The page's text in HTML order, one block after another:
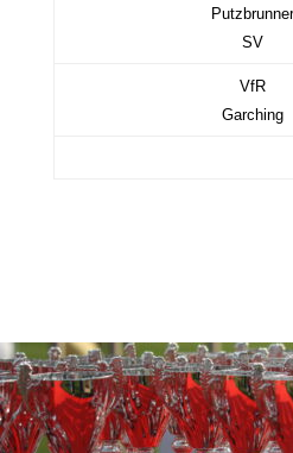
Putzbrunner
SV
VfR
Garching